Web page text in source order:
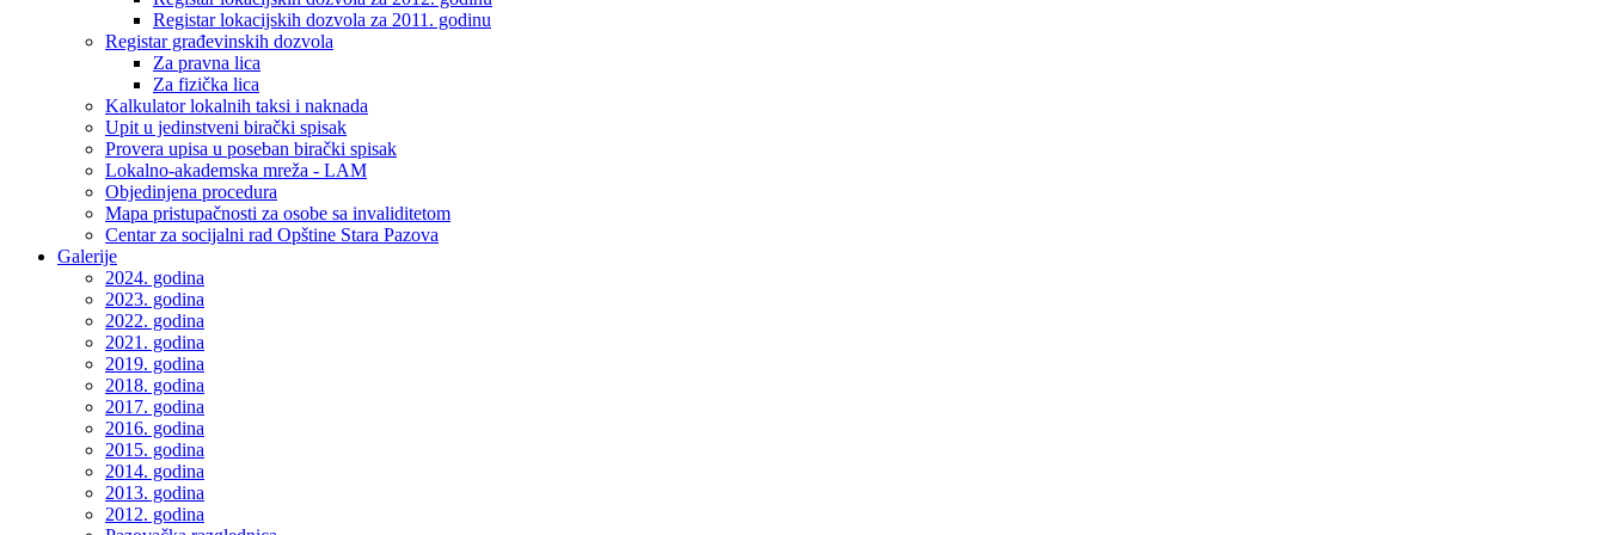
Registar lokacijskih dozvola za 2011. godinu
Registar građevinskih dozvola
Za pravna lica
Za fizička lica
Kalkulator lokalnih taksi i naknada
Upit u jedinstveni birački spisak
Provera upisa u poseban birački spisak
Lokalno-akademska mreža - LAM
Objedinjena procedura
Mapa pristupačnosti za osobe sa invaliditetom
Centar za socijalni rad Opštine Stara Pazova
Galerije
2024. godina
2023. godina
2022. godina
2021. godina
2019. godina
2018. godina
2017. godina
2016. godina
2015. godina
2014. godina
2013. godina
2012. godina